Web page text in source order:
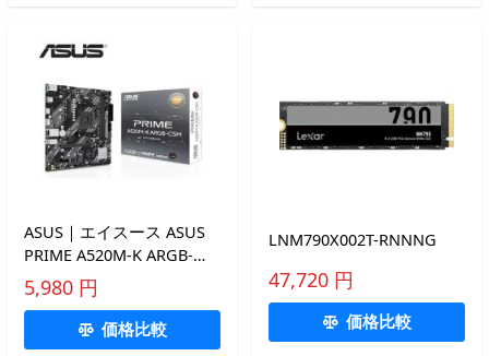
ASUS｜エイスース ASUS
PRIME A520M-K ARGB-
CSM マザーボード PRIME
A520M-K ARGB-CSM 返品
5,980 円
価格比較
LNM790X002T-RNNNG
47,720 円
価格比較